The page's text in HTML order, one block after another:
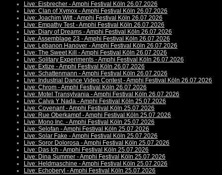
Live: Eisbrecher - Amphi Festival Köln 26.07.2026
Live: Clan of Xymox - Amphi Festival Köln 26.07.2026
Live: Joachim Witt - Amphi Festival Köln 26.07.2026
Live: Empathy Test - Amphi Festival Köln 26.07.2026
Live: Diary of Dreams - Amphi Festival Köln 26.07.2026
Live: Assemblage 23 - Amphi Festival Köln 26.07.2026
Live: Lebanon Hanover - Amphi Festival Köln 26.07.2026
Live: The Sweet Kill - Amphi Festival Köln 26.07.2026
Live: Solitary Experiments - Amphi Festival Köln 26.07.2026
Live: Extize - Amphi Festival Köln 26.07.2026
Live: Schattenmann - Amphi Festival Köln 26.07.2026
Live: Industrial Dance Video Contest - Amphi Festival Köln 26.07.2026
Live: Chrom - Amphi Festival Köln 26.07.2026
Live: Motel Transylvania - Amphi Festival Köln 26.07.2026
Live: Calva Y Nada - Amphi Festival Köln 25.07.2026
Live: Covenant - Amphi Festival Köln 25.07.2026
Live: Rue Oberkampf - Amphi Festival Köln 25.07.2026
Live: Mono Inc. - Amphi Festival Köln 25.07.2026
Live: Selofan - Amphi Festival Köln 25.07.2026
Live: Solar Fake - Amphi Festival Köln 25.07.2026
Live: Soror Dolorosa - Amphi Festival Köln 25.07.2026
Live: Das Ich - Amphi Festival Köln 25.07.2026
Live: Dina Summer - Amphi Festival Köln 25.07.2026
Live: Heldmaschine - Amphi Festival Köln 25.07.2026
Live: Echoberyl - Amphi Festival Köln 25.07.2026